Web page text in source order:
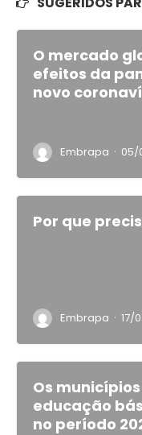
O mercado
efeitos da
novo
Embrapa · 05/
Por que
Embrapa · 17/
Os
educação
no período